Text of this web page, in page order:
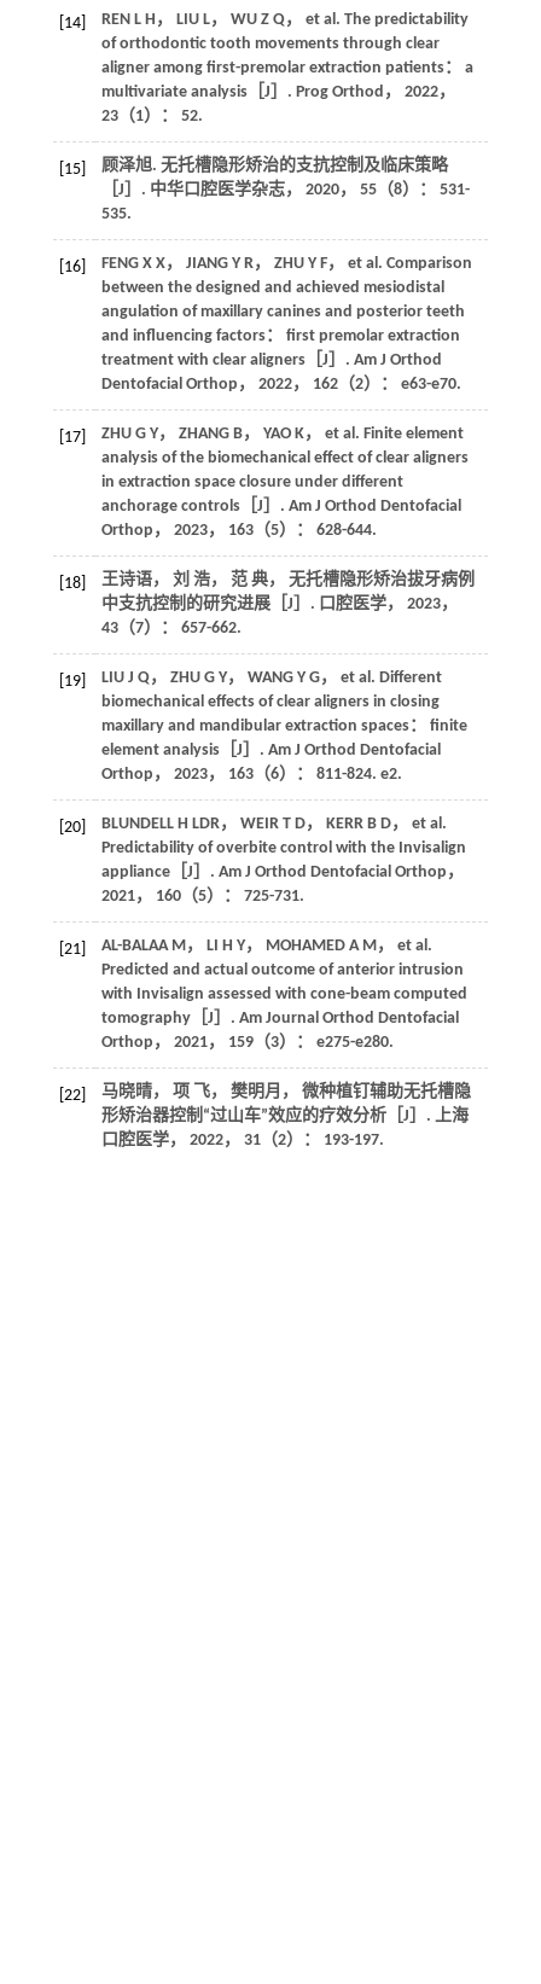
[14] REN L H ， LIU L， WU Z Q， et al. The predictability
of orthodontic tooth movements through clear
aligner among first-premolar extraction patients： a
multivariate analysis［J］. Prog Orthod ， 2022，
23（1）： 52.
[15]
顾泽旭. 无托槽隐形矫治的支抗控制及临床策略
［J］. 中华口腔医学杂志， 2020， 55（8）： 531-
535.
[16] FENG X X， JIANG Y R， ZHU Y F， et al. Comparison
between the designed and achieved mesiodistal
angulation of maxillary canines and posterior teeth
and influencing factors： first premolar extraction
treatment with clear aligners［J］. Am J Orthod
Dentofacial Orthop ， 2022， 162（2）： e63-e70.
[17] ZHU G Y， ZHANG B， YAO K， et al. Finite element
analysis of the biomechanical effect of clear aligners
in extraction space closure under different
anchorage controls［J］. Am J Orthod Dentofacial
Orthop ， 2023， 163（5）： 628-644.
[18]
王诗语， 刘 浩， 范 典， 无托槽隐形矫治拔牙病例
中支抗控制的研究进展［J］. 口腔医学， 2023，
43（7）： 657-662.
[19] LIU J Q， ZHU G Y， WANG Y G， et al. Different
biomechanical effects of clear aligners in closing
maxillary and mandibular extraction spaces： finite
element analysis［J］. Am J Orthod Dentofacial
Orthop ， 2023， 163（6）： 811-824. e2.
[20] BLUNDELL H LDR， WEIR T D， KERR B D， et al.
Predictability of overbite control with the Invisalign
appliance［J］. Am J Orthod Dentofacial Orthop ，
2021， 160（5）： 725-731.
[21] AL-BALAA M， LI H Y， MOHAMED A M， et al.
Predicted and actual outcome of anterior intrusion
with Invisalign assessed with cone-beam computed
tomography［J］. Am Journal Orthod Dentofacial
Orthop ， 2021， 159（3）： e275-e280.
[22]
马晓晴， 项 飞， 樊明月， 微种植钉辅助无托槽隐
形矫治器控制“过山车”效应的疗效分析［J］. 上海
口腔医学， 2022， 31（2）： 193-197.